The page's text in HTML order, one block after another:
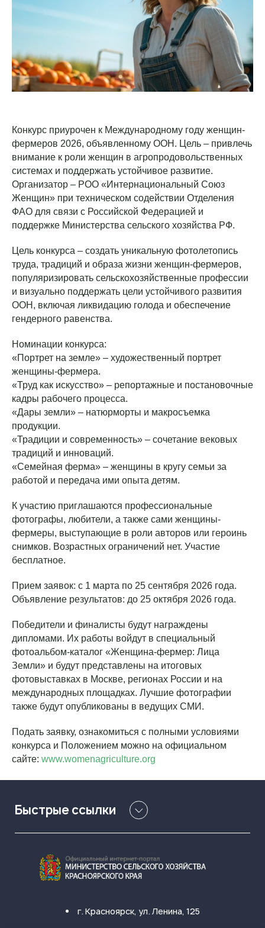
Конкурс приурочен к Международному году женщин-
фермеров 2026, объявленному ООН. Цель – привлечь
внимание к роли женщин в агропродовольственных
системах и поддержать устойчивое развитие.
Организатор – РОО «Интернациональный Союз
Женщин» при техническом содействии Отделения
ФАО для связи с Российской Федерацией и
поддержке Министерства сельского хозяйства РФ.
Цель конкурса – создать уникальную фотолетопись
труда, традиций и образа жизни женщин-фермеров,
популяризировать сельскохозяйственные профессии
и визуально поддержать цели устойчивого развития
ООН, включая ликвидацию голода и обеспечение
гендерного равенства.
Номинации конкурса:
«Портрет на земле» – художественный портрет
женщины-фермера.
«Труд как искусство» – репортажные и постановочные
кадры рабочего процесса.
«Дары земли» – натюрморты и макросъемка
продукции.
«Традиции и современность» – сочетание вековых
традиций и инноваций.
«Семейная ферма» – женщины в кругу семьи за
работой и передача ими опыта детям.
К участию приглашаются профессиональные
фотографы, любители, а также сами женщины-
фермеры, выступающие в роли авторов или героинь
снимков. Возрастных ограничений нет. Участие
бесплатное.
Прием заявок: с 1 марта по 25 сентября 2026 года.
Объявление результатов: до 25 октября 2026 года.
Победители и финалисты будут награждены
дипломами. Их работы войдут в специальный
фотоальбом-каталог «Женщина-фермер: Лица
Земли» и будут представлены на итоговых
фотовыставках в Москве, регионах России и на
международных площадках. Лучшие фотографии
также будут опубликованы в ведущих СМИ.
Подать заявку, ознакомиться с полными условиями
конкурса и Положением можно на официальном
сайте: www.womenagriculture.org
Быстрые ссылки
г. Красноярск, ул. Ленина, 125